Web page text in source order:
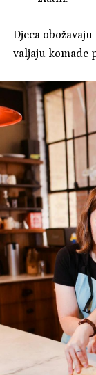
Djeca
valjaju komade